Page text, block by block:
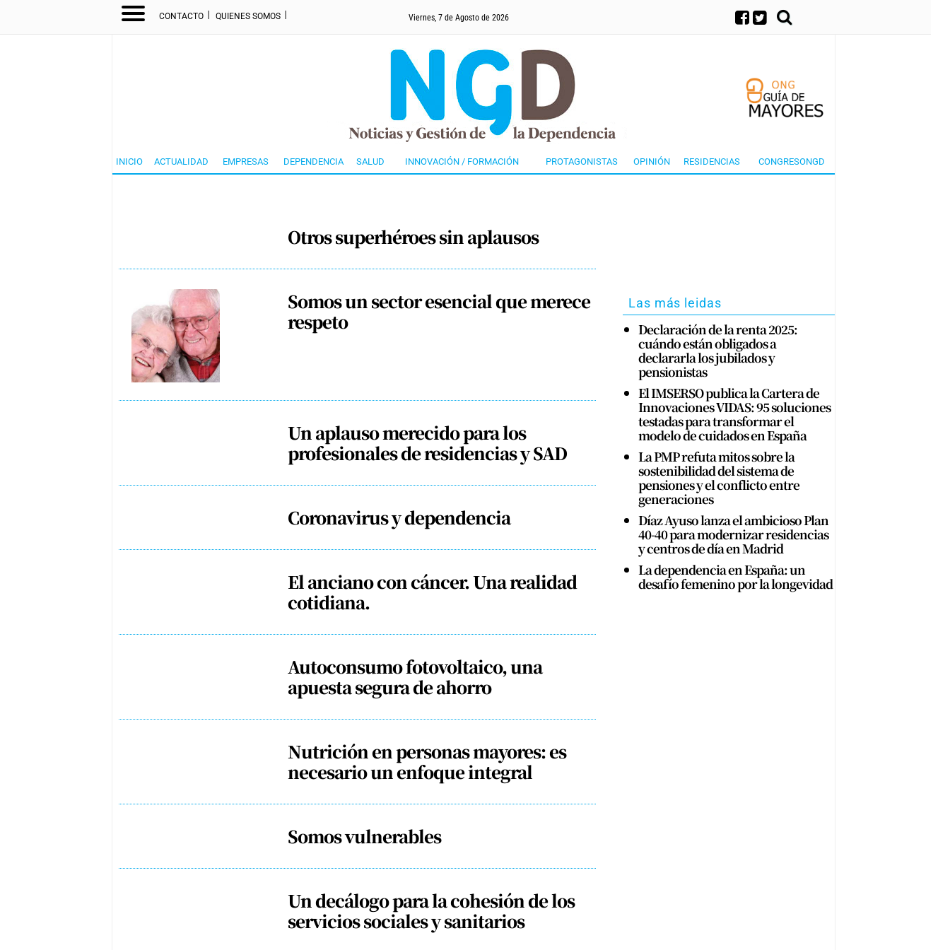
CONTACTO I QUIENES SOMOS I Viernes, 7 de Agosto de 2026
INICIO ACTUALIDAD EMPRESAS DEPENDENCIA SALUD INNOVACIÓN / FORMACIÓN PROTAGONISTAS OPINIÓN RESIDENCIAS CONGRESONGD
Otros superhéroes sin aplausos
Somos un sector esencial que merece
respeto
Un aplauso merecido para los
profesionales de residencias y SAD
Coronavirus y dependencia
El anciano con cáncer. Una realidad
cotidiana.
Autoconsumo fotovoltaico, una
apuesta segura de ahorro
Nutrición en personas mayores: es
necesario un enfoque integral
Somos vulnerables
Un decálogo para la cohesión de los
servicios sociales y sanitarios
Las más leidas
Declaración de la renta 2025:
cuándo están obligados a
declararla los jubilados y
pensionistas
El IMSERSO publica la Cartera de
Innovaciones VIDAS: 95 soluciones
testadas para transformar el
modelo de cuidados en España
La PMP refuta mitos sobre la
sostenibilidad del sistema de
pensiones y el conflicto entre
generaciones
Díaz Ayuso lanza el ambicioso Plan
40-40 para modernizar residencias
y centros de día en Madrid
La dependencia en España: un
desafío femenino por la longevidad